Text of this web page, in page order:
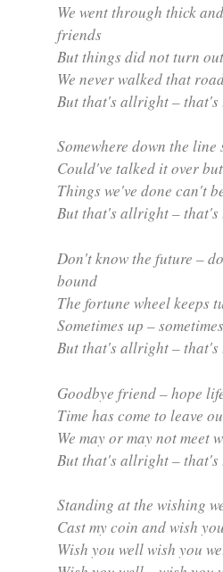
We went through thick
friends
But things did not turn
We never walked that
But that's allright – that's
Somewhere down the
Could've talked it over
Things we've done can't
But that's allright – that's
Don't know the future –
bound
The fortune wheel keeps
Sometimes up –
But that's allright – that's
Goodbye friend – hope
Time has come to leave
We may or may not meet
But that's allright – that's
Standing at the wishing
Cast my coin and wish
Wish you well wish you